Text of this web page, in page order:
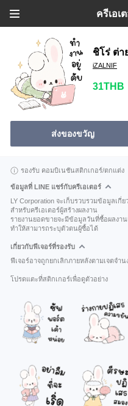
ครีเอเ
ชิโร่ ต่า
iZALNIF
31THB
ส่งของขวัญ
รองรับ คอมบิเนชันสติกเกอร์/ตกแต่ง
ข้อมูลที่ LINE แชร์กับครีเอเตอร์
LY Corporation จะเก็บรวบรวมข้อมูลเ
สำหรับครีเอเตอร์ผู้สร้างผลงาน
รายงานยอดขายจะมีข้อมูลวันที่ซื้อผลงา
ทำให้สามารถระบุตัวตนผู้ซื้อได้
เกี่ยวกับฟีเจอร์ที่รองรับ
ฟีเจอร์อาจถูกยกเลิกภายหลังตามเจตจำน
โปรดแตะที่สติกเกอร์เพื่อดูตัวอย่าง